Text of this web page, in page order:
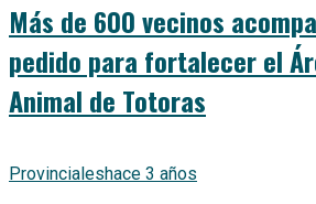
Más de 600 vecinos
pedido para fortalecer el
Animal de Totoras
Provincialeshace 3 años